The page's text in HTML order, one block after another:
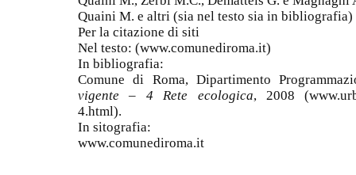
Quaini M. e altri (sia nel testo sia in bibliografia)
Per la citazione di siti
Nel testo: (www.comunediroma.it)
In bibliografia:
Comune di Roma, Dipartimento
vigente – 4 Rete ecologica, 2008
4.html).
In sitografia:
www.comunediroma.it